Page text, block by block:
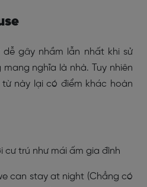
dễ gây nhầm lẫn nhất khi sử
nghĩa là nhà. Tuy nhiên
này lại có điểm khác hoàn
cư trú như mái ấm gia đình
can stay at night (Chẳng có